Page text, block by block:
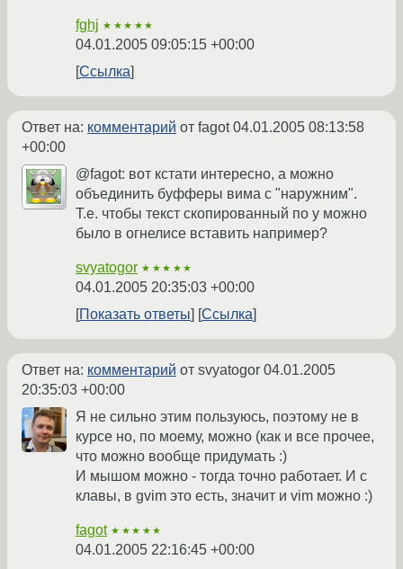
fghj ★★★★★
04.01.2005 09:05:15 +00:00
Ссылка
Ответ на: комментарий от fagot04.01.2005 08:13:58
+00:00
@fagot: вот кстати интересно, а можно
объединить буфферы вима с "наружним".
Т.е. чтобы текст скопированный по y можно
было в огнелисе вставить например?
svyatogor ★★★★★
04.01.2005 20:35:03 +00:00
Показать ответы
Ссылка
Ответ на: комментарий от svyatogor 04.01.2005
20:35:03 +00:00
Я не сильно этим пользуюсь, поэтому не в
курсе но, по моему, можно (как и все прочее,
что можно вообще придумать :)
И мышом можно - тогда точно работает. И с
клавы, в gvim это есть, значит и vim можно :)
fagot ★★★★★
04.01.2005 22:16:45 +00:00